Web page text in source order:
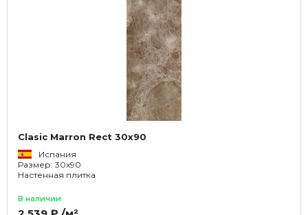
Clasic Marron Rect 30x90
Испания
Размер: 30x90
Настенная плитка
В наличии